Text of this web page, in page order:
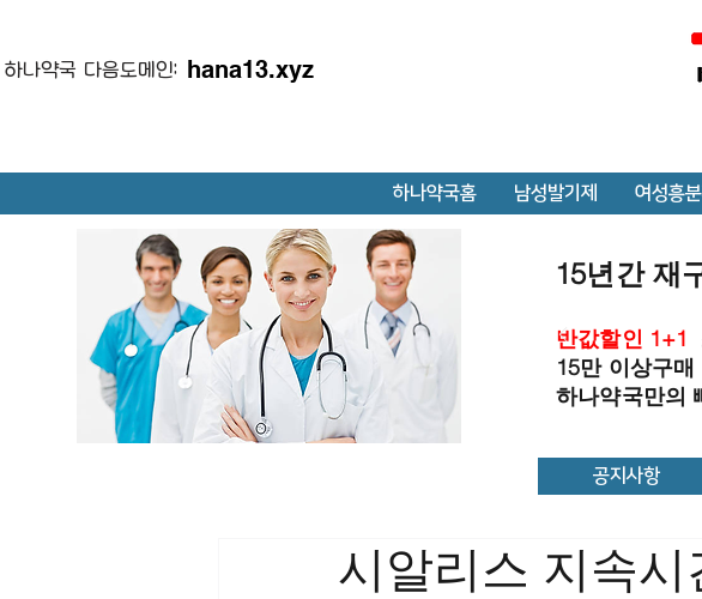
하나약국 다음도메인: hana13.xyz
하나약국홈 남성발기제 여성흥분
15년간 재
반값할인 1+1
15만 이상구매
하나약국만의
공지사항
시알리스 지속